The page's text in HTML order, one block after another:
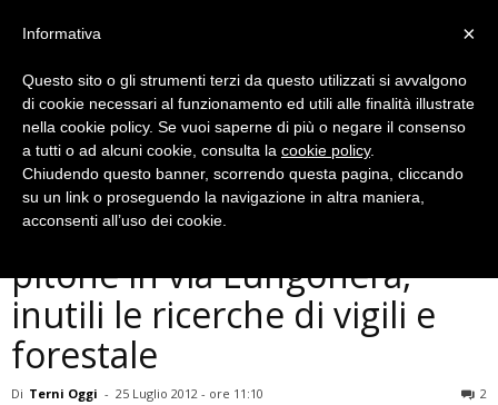
Cronaca
Fiume Nera: avvistato un
pitone in via Lungonera,
inutili le ricerche di vigili e
forestale
Di Terni Oggi - 25 Luglio 2012 - ore 11:10 2
×
Informativa
Questo sito o gli strumenti terzi da questo utilizzati si avvalgono
di cookie necessari al funzionamento ed utili alle finalità illustrate
nella cookie policy. Se vuoi saperne di più o negare il consenso
a tutti o ad alcuni cookie, consulta la cookie policy.
Chiudendo questo banner, scorrendo questa pagina, cliccando
su un link o proseguendo la navigazione in altra maniera,
acconsenti all’uso dei cookie.